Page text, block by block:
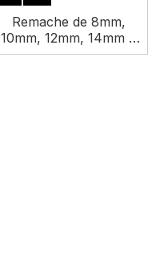
Remache de 8mm,
10mm, 12mm, 14mm y
16mm, moda DIY,